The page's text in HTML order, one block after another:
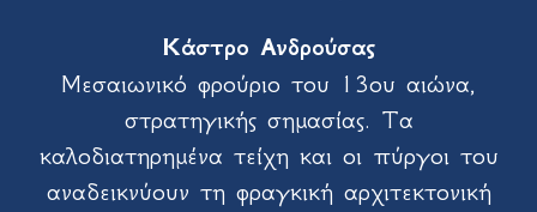
Κάστρο Ανδρούσας
Μεσαιωνικό φρούριο του 13ου αιώνα,
στρατηγικής σημασίας. Τα
καλοδιατηρημένα τείχη και οι πύργοι του
αναδεικνύουν τη φραγκική αρχιτεκτονική